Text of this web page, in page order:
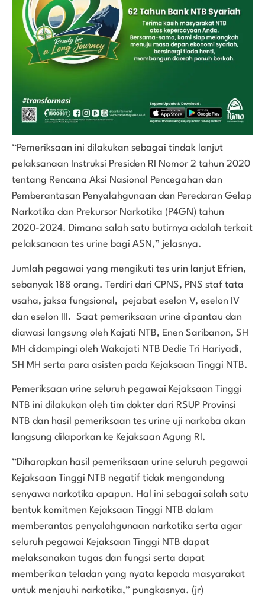
“Pemeriksaan ini dilakukan sebagai tindak lanjut
pelaksanaan Instruksi Presiden RI Nomor 2 tahun 2020
tentang Rencana Aksi Nasional Pencegahan dan
Pemberantasan Penyalahgunaan dan Peredaran Gelap
Narkotika dan Prekursor Narkotika (P4GN) tahun
2020-2024. Dimana salah satu butirnya adalah terkait
pelaksanaan tes urine bagi ASN,” jelasnya.
Jumlah pegawai yang mengikuti tes urin lanjut Efrien,
sebanyak 188 orang. Terdiri dari CPNS, PNS staf tata
usaha, jaksa fungsional, pejabat eselon V, eselon IV
dan eselon III. Saat pemeriksaan urine dipantau dan
diawasi langsung oleh Kajati NTB, Enen Saribanon, SH
MH didampingi oleh Wakajati NTB Dedie Tri Hariyadi,
SH MH serta para asisten pada Kejaksaan Tinggi NTB.
Pemeriksaan urine seluruh pegawai Kejaksaan Tinggi
NTB ini dilakukan oleh tim dokter dari RSUP Provinsi
NTB dan hasil pemeriksaan tes urine uji narkoba akan
langsung dilaporkan ke Kejaksaan Agung RI.
“Diharapkan hasil pemeriksaan urine seluruh pegawai
Kejaksaan Tinggi NTB negatif tidak mengandung
senyawa narkotika apapun. Hal ini sebagai salah satu
bentuk komitmen Kejaksaan Tinggi NTB dalam
memberantas penyalahgunaan narkotika serta agar
seluruh pegawai Kejaksaan Tinggi NTB dapat
melaksanakan tugas dan fungsi serta dapat
memberikan teladan yang nyata kepada masyarakat
untuk menjauhi narkotika,” pungkasnya. (jr)